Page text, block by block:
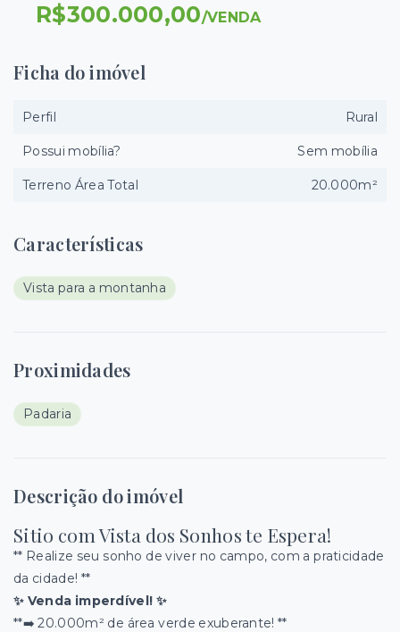
R$300.000,00/VENDA
Características
Vista para a montanha
Proximidades
Padaria
Descrição do imóvel
Sitio com Vista dos Sonhos te Espera!
** Realize seu sonho de viver no campo, com a praticidade
da cidade! ️**
✨ Venda imperdível! ✨
**➡️ 20.000m² de área verde exuberante! **
Ficha do imóvel
Perfil Rural
Possui mobília? Sem mobília
Terreno Área Total 20.000m²